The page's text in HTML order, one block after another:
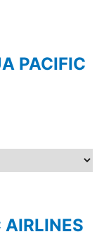
PACIFIC
AIRLINES